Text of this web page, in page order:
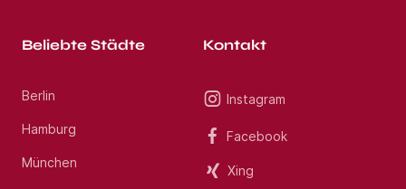
Beliebte Städte
Berlin
Hamburg
München
Kontakt
Instagram
Facebook
Xing